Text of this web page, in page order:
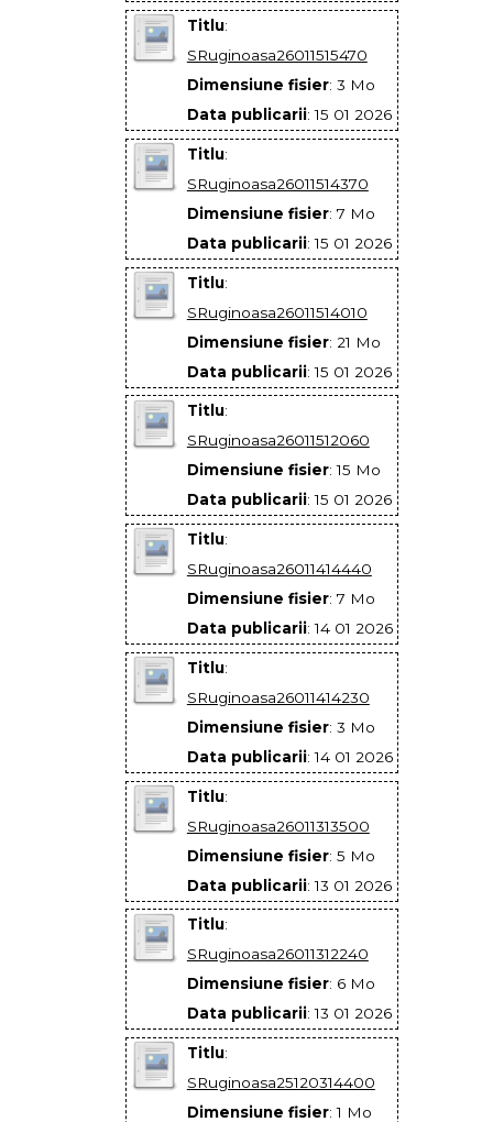
Titlu:
SRuginoasa26011515470
Dimensiune fisier: 3 Mo
Data publicarii: 15 01 2026
Titlu:
SRuginoasa26011514370
Dimensiune fisier: 7 Mo
Data publicarii: 15 01 2026
Titlu:
SRuginoasa26011514010
Dimensiune fisier: 21 Mo
Data publicarii: 15 01 2026
Titlu:
SRuginoasa26011512060
Dimensiune fisier: 15 Mo
Data publicarii: 15 01 2026
Titlu:
SRuginoasa26011414440
Dimensiune fisier: 7 Mo
Data publicarii: 14 01 2026
Titlu:
SRuginoasa26011414230
Dimensiune fisier: 3 Mo
Data publicarii: 14 01 2026
Titlu:
SRuginoasa26011313500
Dimensiune fisier: 5 Mo
Data publicarii: 13 01 2026
Titlu:
SRuginoasa26011312240
Dimensiune fisier: 6 Mo
Data publicarii: 13 01 2026
Titlu:
SRuginoasa25120314400
Dimensiune fisier: 1 Mo